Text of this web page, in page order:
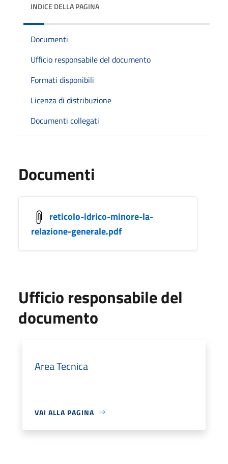
INDICE DELLA PAGINA
Documenti
Ufficio responsabile del documento
Formati disponibili
Licenza di distribuzione
Documenti collegati
Documenti
reticolo-idrico-minore-la-
relazione-generale.pdf
Ufficio responsabile del
documento
Area Tecnica
VAI ALLA PAGINA